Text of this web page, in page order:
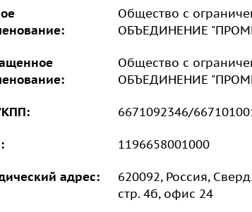
Общество с
ОБЪЕДИНЕНИЕ
Общество с
ОБЪЕДИНЕНИЕ
6671092346/
1196658001000
адрес:
620092, Россия,
стр. 4б, офис 24